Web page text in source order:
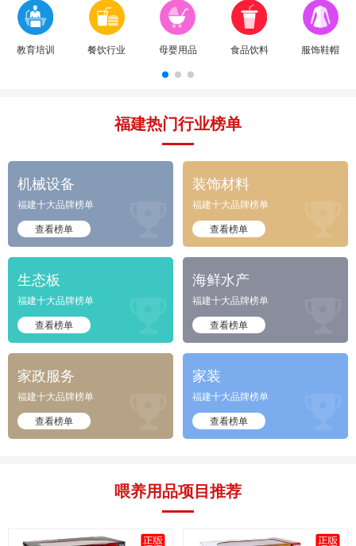
教育培训 餐饮行业 母婴用品 食品饮料 服饰鞋帽
福建热门行业榜单
机械设备
福建十大品牌榜单
查看榜单
装饰材料
福建十大品牌榜单
查看榜单
生态板
福建十大品牌榜单
查看榜单
海鲜水产
福建十大品牌榜单
查看榜单
家政服务
福建十大品牌榜单
查看榜单
家装
福建十大品牌榜单
查看榜单
喂养用品项目推荐